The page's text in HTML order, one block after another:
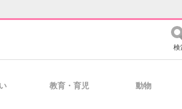
検
教育・育児 動物